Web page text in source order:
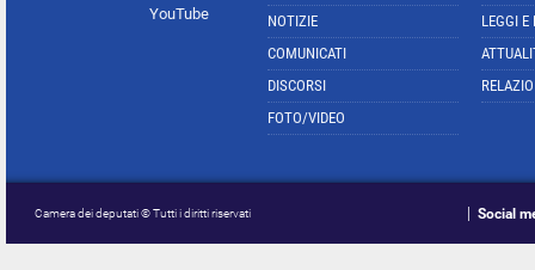
YouTube
NOTIZIE
COMUNICATI
DISCORSI
FOTO/VIDEO
LEGGI E
Camera dei deputati © Tutti i diritti riservati Social